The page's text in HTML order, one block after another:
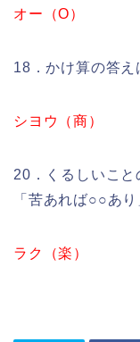
オー（O）
18．かけ算の答
シヨウ（商）
20．くるしいこ
「苦あれば○○あり
ラク（楽）